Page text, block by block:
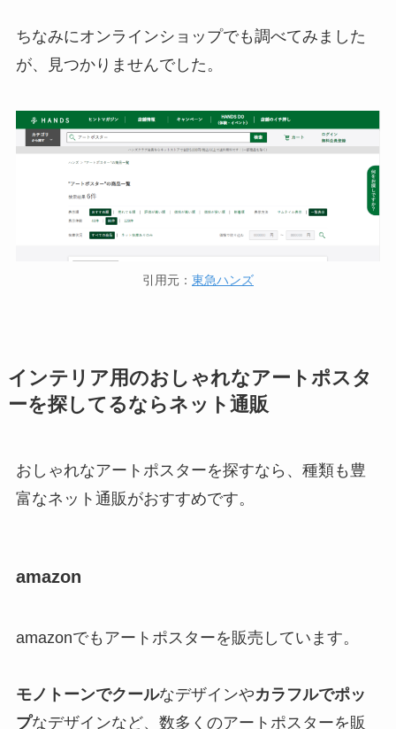
ちなみにオンラインショップでも調べてみました
が、見つかりませんでした。
引用元： 東急ハンズ
インテリア用のおしゃれなアートポスタ
ーを探してるならネット通販
おしゃれなアートポスターを探すなら、種類も豊
富なネット通販がおすすめです。
amazon
amazonでもアートポスターを販売しています。
モノトーンでクールなデザインやカラフルでポッ
プなデザインなど、数多くのアートポスターを販